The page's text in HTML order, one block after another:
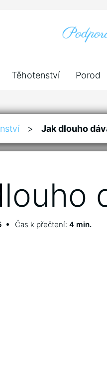
Těhotenství Porod
> Jak dlouho
Čas k přečtení: 4 min.